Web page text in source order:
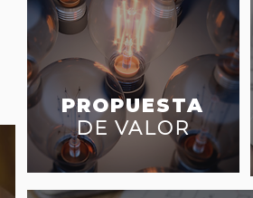
PROPUESTA
DE VALOR